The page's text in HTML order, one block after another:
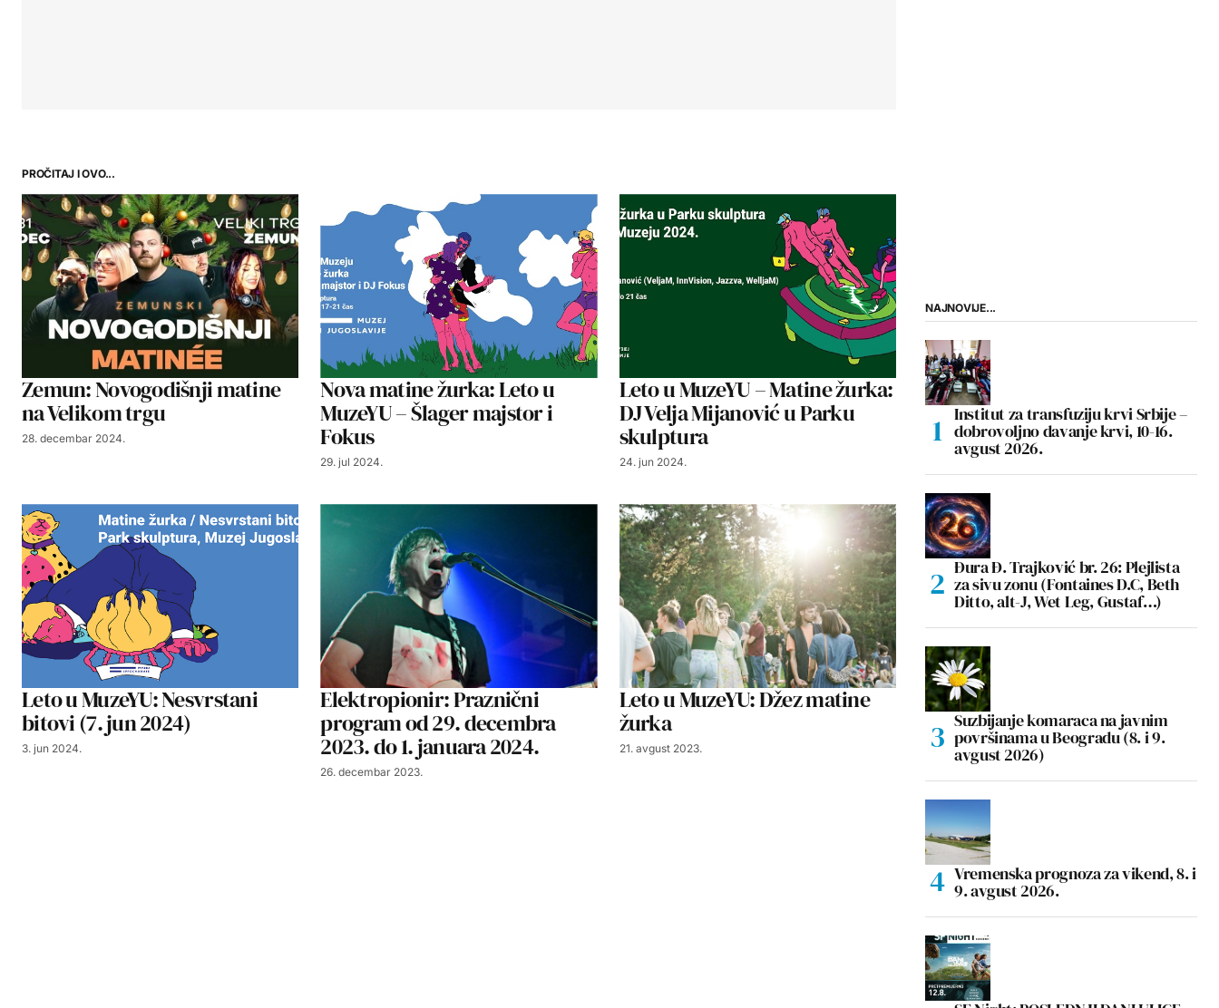
PROČITAJ I OVO...
Zemun: Novogodišnji matine
na Velikom trgu
28. decembar 2024.
Nova matine žurka: Leto u
MuzeYU – Šlager majstor i
Fokus
29. jul 2024.
Leto u MuzeYU – Matine žurka:
DJ Velja Mijanović u Parku
skulptura
24. jun 2024.
Leto u MuzeYU: Nesvrstani
bitovi (7. jun 2024)
3. jun 2024.
Elektropionir: Praznični
program od 29. decembra
2023. do 1. januara 2024.
26. decembar 2023.
Leto u MuzeYU: Džez matine
žurka
21. avgust 2023.
NAJNOVIJE...
Institut za transfuziju krvi Srbije –
dobrovoljno davanje krvi, 10-16.
avgust 2026.
Đura Đ. Trajković br. 26: Plejlista
za sivu zonu (Fontaines D.C, Beth
Ditto, alt-J, Wet Leg, Gustaf…)
Suzbijanje komaraca na javnim
površinama u Beogradu (8. i 9.
avgust 2026)
Vremenska prognoza za vikend, 8. i
9. avgust 2026.